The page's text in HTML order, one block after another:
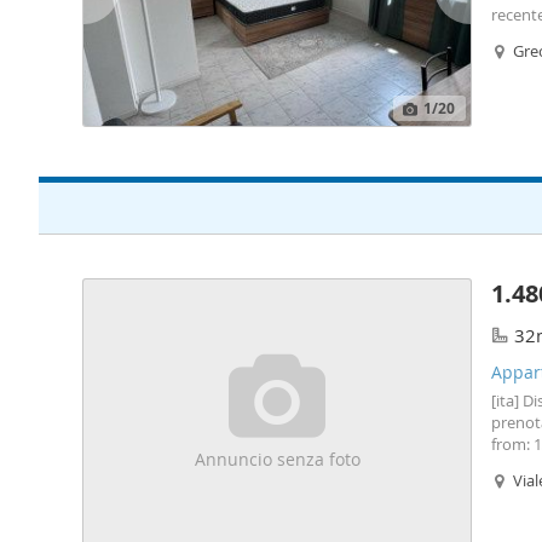
1/20
Annuncio senza foto
[ita]
from:
In